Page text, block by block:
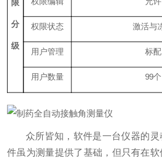
限
分
级
权限状态 激活与
用户管理 标配
用户数量 99个
众所皆知，软件是一台仪器的
件虽为测量提供了基础，但只有在